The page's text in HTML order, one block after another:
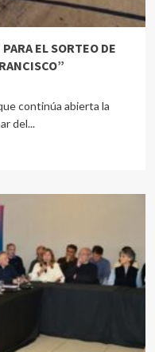
EL SORTEO DE
continúa abierta la
del...